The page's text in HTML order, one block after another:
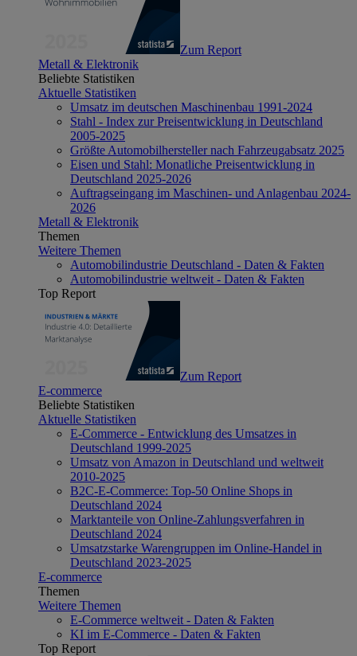
Zum Report
Metall & Elektronik
Beliebte Statistiken
Aktuelle Statistiken
Umsatz im deutschen Maschinenbau 1991-2024
Stahl - Index zur Preisentwicklung in Deutschland
2005-2025
Größte Automobilhersteller nach Fahrzeugabsatz 2025
Eisen und Stahl: Monatliche Preisentwicklung in
Deutschland 2025-2026
Auftragseingang im Maschinen- und Anlagenbau 2024-
2026
Metall & Elektronik
Themen
Weitere Themen
Automobilindustrie Deutschland - Daten & Fakten
Automobilindustrie weltweit - Daten & Fakten
Top Report
Zum Report
E-commerce
Beliebte Statistiken
Aktuelle Statistiken
E-Commerce - Entwicklung des Umsatzes in
Deutschland 1999-2025
Umsatz von Amazon in Deutschland und weltweit
2010-2025
B2C-E-Commerce: Top-50 Online Shops in
Deutschland 2024
Marktanteile von Online-Zahlungsverfahren in
Deutschland 2024
Umsatzstarke Warengruppen im Online-Handel in
Deutschland 2023-2025
E-commerce
Themen
Weitere Themen
E-Commerce weltweit - Daten & Fakten
KI im E-Commerce - Daten & Fakten
Top Report